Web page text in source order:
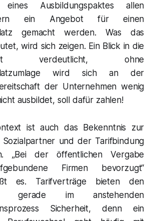
Ausbildungspaktes allen
ein Angebot für einen
gemacht werden. Was das
wird sich zeigen. Ein Blick in die
verdeutlicht, ohne
wird sich an der
der Unternehmen wenig
ausbildet, soll dafür zahlen!
ist auch das Bekenntnis zur
und der Tarifbindung
„Bei der öffentlichen Vergabe
Firmen bevorzugt“
es. Tarifverträge bieten den
gerade im anstehenden
Sicherheit, denn ein